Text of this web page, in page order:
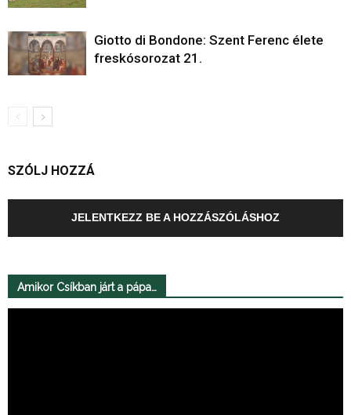
Giotto di Bondone: Szent Ferenc élete
freskósorozat 21.
SZÓLJ HOZZÁ
JELENTKEZZ BE A HOZZÁSZÓLÁSHOZ
Amikor Csíkban járt a pápa…